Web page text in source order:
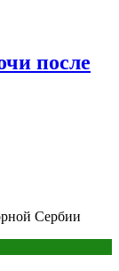
после
Сербии